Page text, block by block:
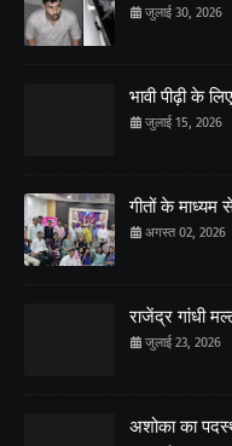
जुलाई 30, 2026
भावी पीढ़ी के
जुलाई 15, 2026
गीतों के माध्यम
अगस्त 02, 2026
राजेंद्र गांधी
जुलाई 23, 2026
अशोका का